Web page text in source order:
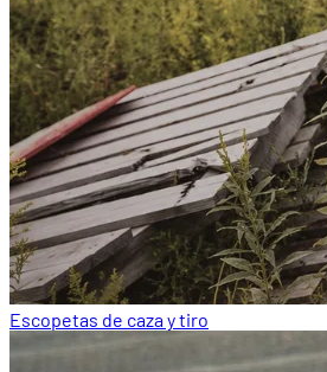
Escopetas de caza y tiro